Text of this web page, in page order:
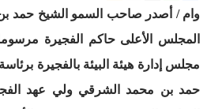
وام / أصدر صاحب السمو الشيخ حمد
المجلس الأعلى حاكم الفجيرة
مجلس إدارة هيئة البيئة بالفجيرة
حمد بن محمد الشرقي ولي عهد